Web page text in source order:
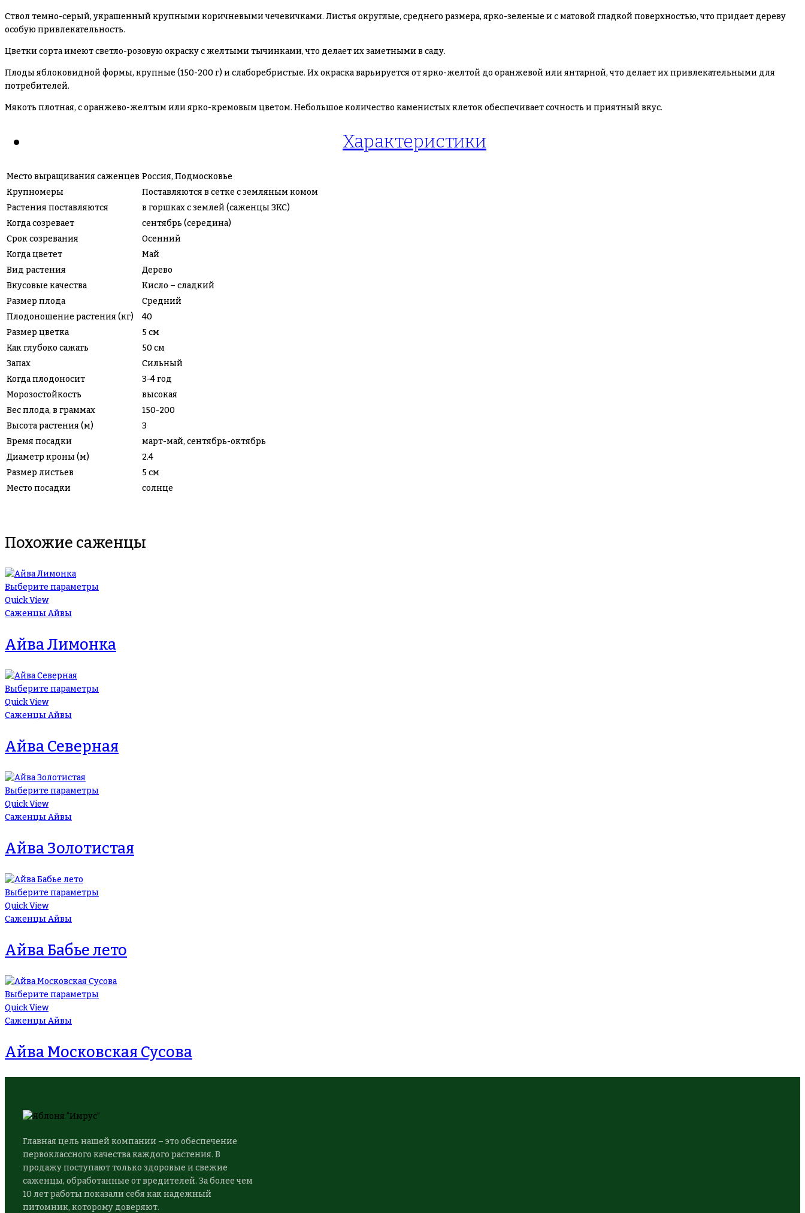
Ствол темно-серый, украшенный крупными коричневыми чечевичками. Листья округлые, среднего размера, ярко-зеленые и с матовой гладкой поверхностью, что придает дереву
особую привлекательность.
Цветки сорта имеют светло-розовую окраску с желтыми тычинками, что делает их заметными в саду.
Плоды яблоковидной формы, крупные (150-200 г) и слаборебристые. Их окраска варьируется от ярко-желтой до оранжевой или янтарной, что делает их привлекательными для
потребителей.
Мякоть плотная, с оранжево-желтым или ярко-кремовым цветом. Небольшое количество каменистых клеток обеспечивает сочность и приятный вкус.
Характеристики
Место выращивания саженцев Россия, Подмосковье
Крупномеры
Поставляются в сетке с земляным комом
Растения поставляются
в горшках с землей (саженцы ЗКС)
Когда созревает
сентябрь (середина)
Срок созревания
Осенний
Когда цветет
Май
Вид растения
Дерево
Вкусовые качества
Кисло – сладкий
Размер плода
Средний
Плодоношение растения (кг)
40
Размер цветка
5 см
Как глубоко сажать
50 см
Запах
Сильный
Когда плодоносит
3-4 год
Морозостойкость
высокая
Вес плода, в граммах
150-200
Высота растения (м)
3
Время посадки
март-май, сентябрь-октябрь
Диаметр кроны (м)
2.4
Размер листьев
5 см
Место посадки
солнце
Похожие саженцы
Выберите параметры
Quick View
Саженцы Айвы
Айва Лимонка
Выберите параметры
Quick View
Саженцы Айвы
Айва Северная
Выберите параметры
Quick View
Саженцы Айвы
Айва Золотистая
Выберите параметры
Quick View
Саженцы Айвы
Айва Бабье лето
Выберите параметры
Quick View
Саженцы Айвы
Айва Московская Сусова
Главная цель нашей компании – это обеспечение
первоклассного качества каждого растения. В
продажу поступают только здоровые и свежие
саженцы, обработанные от вредителей. За более чем
10 лет работы показали себя как надежный
питомник, которому доверяют.